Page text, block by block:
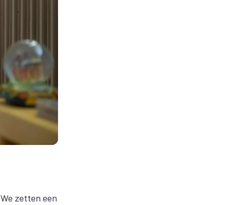
zetten een